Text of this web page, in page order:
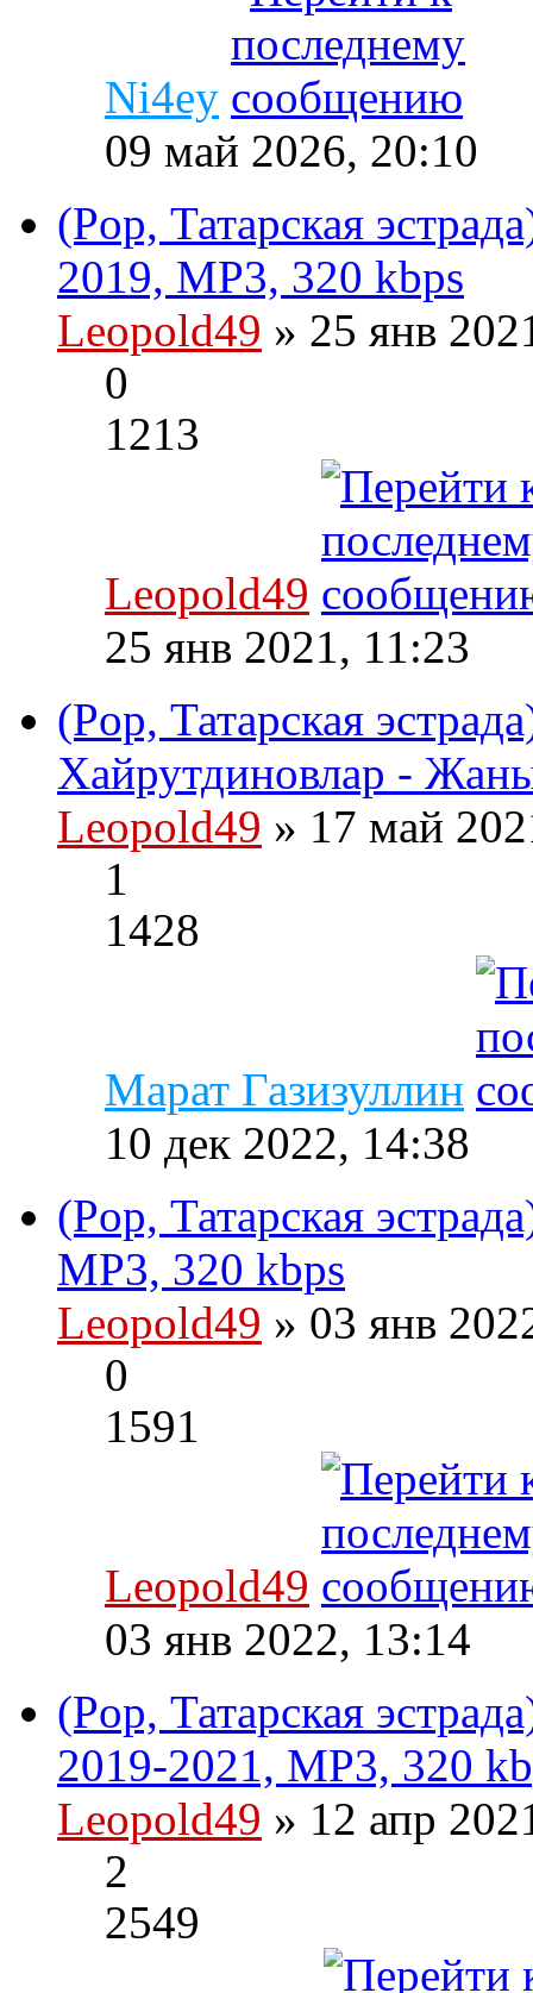
Ni4ey
09 май 2026, 20:10
(Pop, Татарская
2019, MP3, 320 kbps
Leopold49 » 25 янв
0
1213
Leopold49
25 янв 2021, 11:23
(Pop, Татарская
Хайрутдиновлар -
Leopold49 » 17 май
1
1428
Марат Газизуллин
10 дек 2022, 14:38
(Pop, Татарская
MP3, 320 kbps
Leopold49 » 03 янв
0
1591
Leopold49
03 янв 2022, 13:14
(Pop, Татарская
2019-2021, MP3, 320
Leopold49 » 12 апр
2
2549